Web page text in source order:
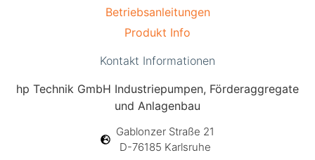
Betriebsanleitungen
Produkt Info
Kontakt Informationen
hp Technik GmbH Industriepumpen, Förderaggregate
und Anlagenbau
Gablonzer Straße 21
D-76185 Karlsruhe